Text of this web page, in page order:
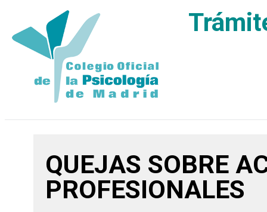
QUEJAS SOBRE
PROFESIONALES